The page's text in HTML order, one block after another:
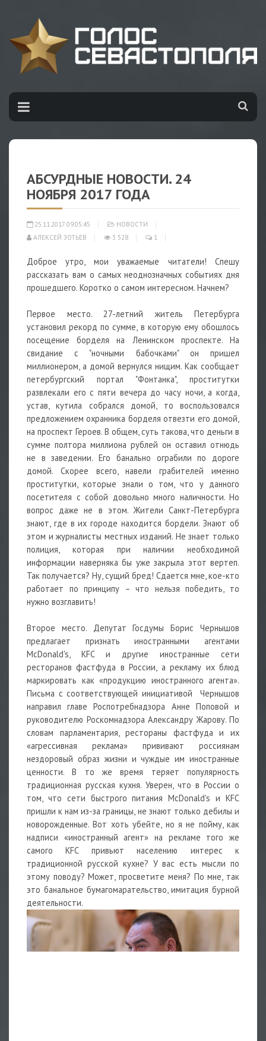
АБСУРДНЫЕ НОВОСТИ. 24
НОЯБРЯ 2017 ГОДА
25.11.2017 09:05:45
НОВОСТИ
АЛЕКСЕЙ ЗОТЬЕВ
3 528 1
Доброе утро, мои уважаемые читатели! Спешу
рассказать вам о самых неоднозначных событиях дня
прошедшего. Коротко о самом интересном. Начнем?
Первое место. 27-летний житель Петербурга
установил рекорд по сумме, в которую ему обошлось
посещение борделя на Ленинском проспекте. На
свидание с "ночными бабочками" он пришел
миллионером, а домой вернулся нищим. Как сообщает
петербургский портал "Фонтанка", проститутки
развлекали его с пяти вечера до часу ночи, а когда,
устав, кутила собрался домой, то воспользовался
предложением охранника борделя отвезти его домой,
на проспект Героев. В общем, суть такова, что деньги в
сумме полтора миллиона рублей он оставил отнюдь
не в заведении. Его банально ограбили по дороге
домой. Скорее всего, навели грабителей именно
проститутки, которые знали о том, что у данного
посетителя с собой довольно много наличности. Но
вопрос даже не в этом. Жители Санкт-Петербурга
знают, где в их городе находится бордели. Знают об
этом и журналисты местных изданий. Не знает только
полиция, которая при наличии необходимой
информации наверняка бы уже закрыла этот вертеп.
Так получается? Ну, сущий бред! Сдается мне, кое-кто
работает по принципу – что нельзя победить, то
нужно возглавить!
Второе место. Депутат Госдумы Борис Чернышов
предлагает признать иностранными агентами
McDonald's, KFC и другие иностранные сети
ресторанов фастфуда в России, а рекламу их блюд
маркировать как «продукцию иностранного агента».
Письма с соответствующей инициативой Чернышов
направил главе Роспотребнадзора Анне Поповой и
руководителю Роскомнадзора Александру Жарову. По
словам парламентария, рестораны фастфуда и их
«агрессивная реклама» прививают россиянам
нездоровый образ жизни и чуждые им иностранные
ценности. В то же время теряет популярность
традиционная русская кухня. Уверен, что в России о
том, что сети быстрого питания McDonald's и KFC
пришли к нам из-за границы, не знают только дебилы и
новорожденные. Вот хоть убейте, но я не пойму, как
надписи «иностранный агент» на рекламе того же
самого KFC привьют населению интерес к
традиционной русской кухне? У вас есть мысли по
этому поводу? Может, просветите меня? По мне, так
это банальное бумагомарательство, имитация бурной
деятельности.